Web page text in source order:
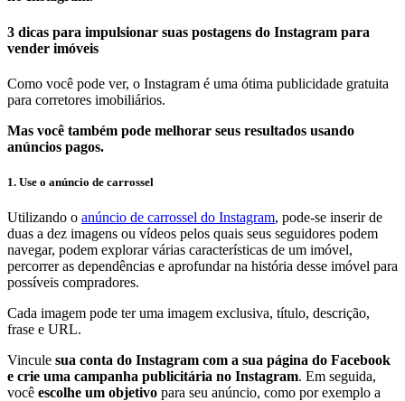
3 dicas para impulsionar suas postagens do Instagram para
vender imóveis
Como você pode ver, o Instagram é uma ótima publicidade gratuita
para corretores imobiliários.
Mas você também pode melhorar seus resultados usando
anúncios pagos.
1. Use o anúncio de carrossel
Utilizando o anúncio de carrossel do Instagram, pode-se inserir de
duas a dez imagens ou vídeos pelos quais seus seguidores podem
navegar, podem explorar várias características de um imóvel,
percorrer as dependências e aprofundar na história desse imóvel para
possíveis compradores.
Cada imagem pode ter uma imagem exclusiva, título, descrição,
frase e URL.
Vincule sua conta do Instagram com a sua página do Facebook
e crie uma campanha publicitária no Instagram. Em seguida,
você escolhe um objetivo para seu anúncio, como por exemplo a